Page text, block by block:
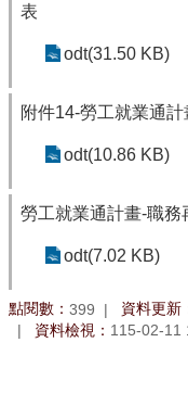
表
odt(31.50 KB)
附件14-勞工就業通
odt(10.86 KB)
勞工就業通計畫-職務
odt(7.02 KB)
點閱數： 399 資料更新
資料檢視： 115-02-11